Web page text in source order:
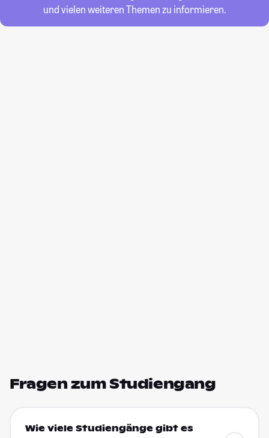
und vielen weiteren Themen zu informieren.
Fragen zum Studiengang
Wie viele Studiengänge gibt es